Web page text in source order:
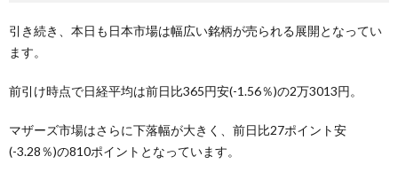
引き続き、本日も日本市場は幅広い銘柄が売られる展開となってい
ます。
前引け時点で日経平均は前日比365円安(-1.56％)の2万3013円。
マザーズ市場はさらに下落幅が大きく、前日比27ポイント安
(-3.28％)の810ポイントとなっています。